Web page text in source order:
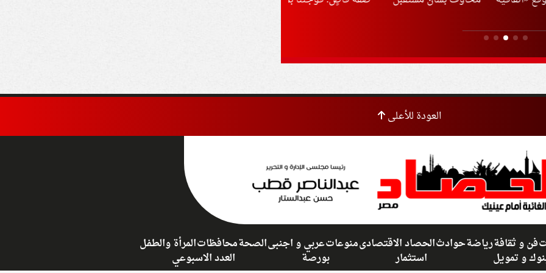
العودة للأعلى
فن و ثقافةرياضةحوادثالحصاد الاقتصادىمنوعاتعربي و اجنبىالصحةمحافظاتالمرأة والطفل
و تمويل استثمار بورصة العدد الاسبوعي